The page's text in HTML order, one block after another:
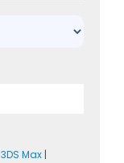
3DS Max |